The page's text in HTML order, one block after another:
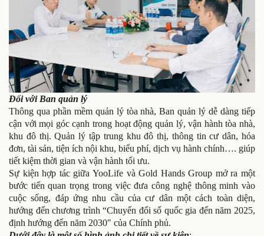
Đối với Ban quản lý
Thông qua phần mềm quản lý tòa nhà, Ban quản lý dễ dàng tiếp
cận với mọi góc cạnh trong hoạt động quản lý, vận hành tòa nhà,
khu đô thị. Quản lý tập trung khu đô thị, thông tin cư dân, hóa
đơn, tài sản, tiện ích nội khu, biểu phí, dịch vụ hành chính…. giúp
tiết kiệm thời gian và vận hành tối ưu.
Sự kiện hợp tác giữa YooLife và Gold Hands Group mở ra một
bước tiến quan trọng trong việc đưa công nghệ thông minh vào
cuộc sống, đáp ứng nhu cầu của cư dân một cách toàn diện,
hướng đến chương trình “Chuyển đổi số quốc gia đến năm 2025,
định hướng đến năm 2030″ của Chính phủ.